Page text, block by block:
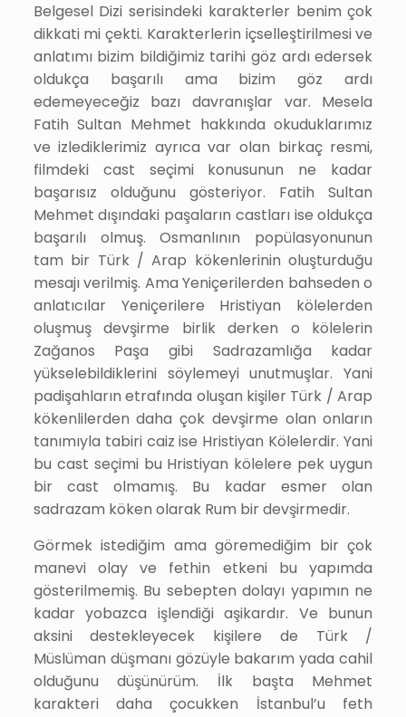
Belgesel Dizi serisindeki karakterler benim çok
dikkati mi çekti. Karakterlerin içselleştirilmesi ve
anlatımı bizim bildiğimiz tarihi göz ardı edersek
oldukça başarılı ama bizim göz ardı
edemeyeceğiz bazı davranışlar var. Mesela
Fatih Sultan Mehmet hakkında okuduklarımız
ve izlediklerimiz ayrıca var olan birkaç resmi,
filmdeki cast seçimi konusunun ne kadar
başarısız olduğunu gösteriyor. Fatih Sultan
Mehmet dışındaki paşaların castları ise oldukça
başarılı olmuş. Osmanlının popülasyonunun
tam bir Türk / Arap kökenlerinin oluşturduğu
mesajı verilmiş. Ama Yeniçerilerden bahseden o
anlatıcılar Yeniçerilere Hristiyan kölelerden
oluşmuş devşirme birlik derken o kölelerin
Zağanos Paşa gibi Sadrazamlığa kadar
yükselebildiklerini söylemeyi unutmuşlar. Yani
padişahların etrafında oluşan kişiler Türk / Arap
kökenlilerden daha çok devşirme olan onların
tanımıyla tabiri caiz ise Hristiyan Kölelerdir. Yani
bu cast seçimi bu Hristiyan kölelere pek uygun
bir cast olmamış. Bu kadar esmer olan
sadrazam köken olarak Rum bir devşirmedir.
Görmek istediğim ama göremediğim bir çok
manevi olay ve fethin etkeni bu yapımda
gösterilmemiş. Bu sebepten dolayı yapımın ne
kadar yobazca işlendiği aşikardır. Ve bunun
aksini destekleyecek kişilere de Türk /
Müslüman düşmanı gözüyle bakarım yada cahil
olduğunu düşünürüm. İlk başta Mehmet
karakteri daha çocukken İstanbul’u feth